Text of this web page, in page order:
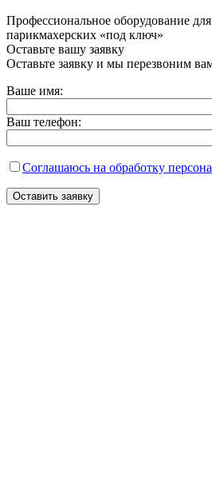
Профессиональное оборудование
парикмахерских «под ключ»
Оставьте вашу заявку
Оставьте заявку и мы перезвоним
Ваше имя:
Ваш телефон:
Соглашаюсь на обработку